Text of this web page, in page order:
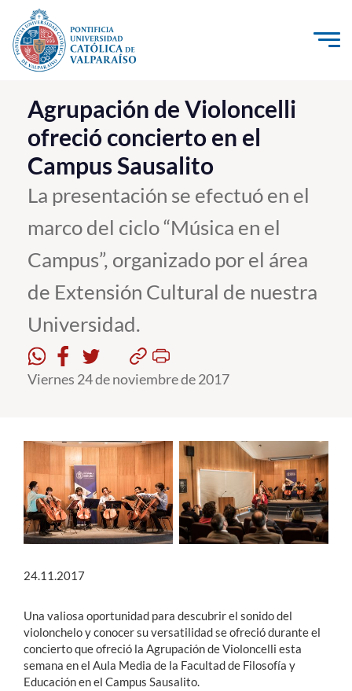
Click acá para ir directamente al contenido
La Universidad
Investigación, Creación e Innovación
PUCV Internacional
Vinculación con el Medio
Pregrado
Formación Continua
Funcionarios
Alumni
English
Agrupación de Violoncelli
ofreció concierto en el
Campus Sausalito
La presentación se efectuó en el
marco del ciclo “Música en el
Campus”, organizado por el área
de Extensión Cultural de nuestra
Universidad.
Viernes 24 de noviembre de 2017
24.11.2017
Una valiosa oportunidad para descubrir el sonido del
violonchelo y conocer su versatilidad se ofreció durante el
concierto que ofreció la Agrupación de Violoncelli esta
semana en el Aula Media de la Facultad de Filosofía y
Educación en el Campus Sausalito.